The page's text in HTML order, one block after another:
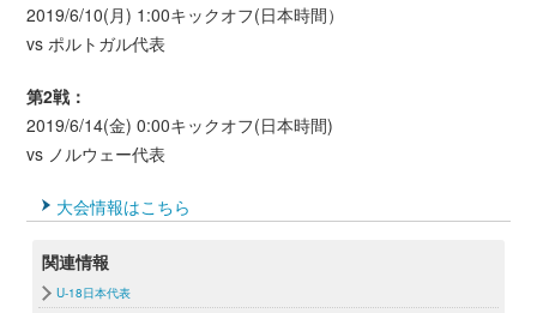
2019/6/10(月) 1:00キックオフ(日本時間）
vs ポルトガル代表
第2戦：
2019/6/14(金) 0:00キックオフ(日本時間)
vs ノルウェー代表
大会情報はこちら
関連情報
U-18日本代表